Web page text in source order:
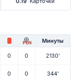
PEN Минуты
0 0 2130'
0 0 344'